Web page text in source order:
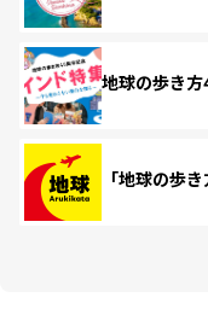
地球の歩き
「地球の歩